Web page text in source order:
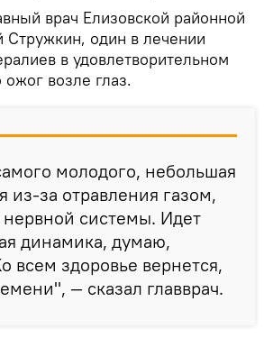
врач Елизовской районной
один в лечении
в удовлетворительном
ожог возле глаз.
молодого, небольшая
из-за отравления газом,
нервной системы. Идет
динамика, думаю,
всем здоровье вернется,
— сказал главврач.